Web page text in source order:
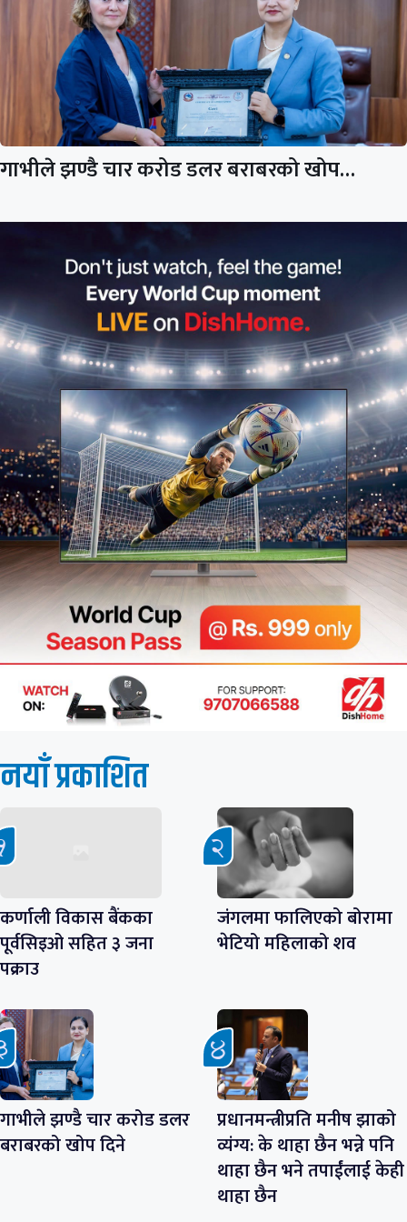
गाभीले झण्डै चार करोड डलर बराबरको खोप…
नयाँ प्रकाशित
कर्णाली विकास बैंकका
पूर्वसिइओ सहित ३ जना
पक्राउ
जंगलमा फालिएको बोरामा
भेटियो महिलाको शव
गाभीले झण्डै चार करोड डलर
बराबरको खोप दिने
प्रधानमन्त्रीप्रति मनीष झाको
व्यंग्य: के थाहा छैन भन्ने पनि
थाहा छैन भने तपाईंलाई केही
थाहा छैन